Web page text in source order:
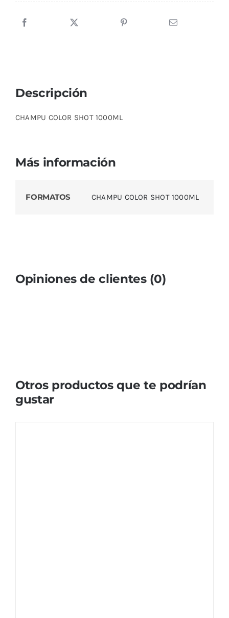
Descripción
CHAMPU COLOR SHOT 1000ML
Más información
FORMATOS CHAMPU COLOR SHOT 1000ML
Opiniones de clientes (0)
Otros productos que te podrían
gustar